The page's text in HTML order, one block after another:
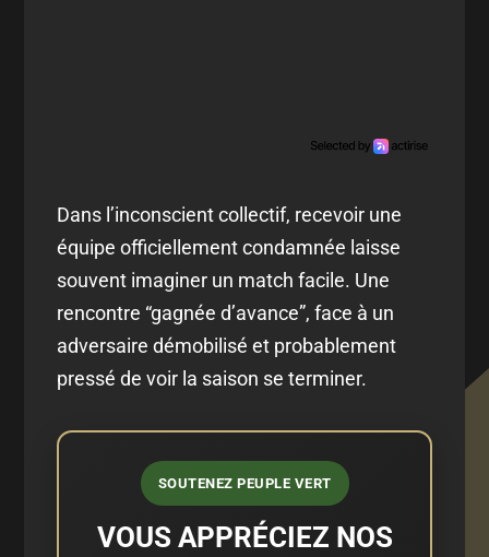
Dans l’inconscient collectif, recevoir une
équipe officiellement condamnée laisse
souvent imaginer un match facile. Une
rencontre “gagnée d’avance”, face à un
adversaire démobilisé et probablement
pressé de voir la saison se terminer.
SOUTENEZ PEUPLE VERT
VOUS APPRÉCIEZ NOS